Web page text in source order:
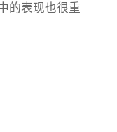
的表现也很重